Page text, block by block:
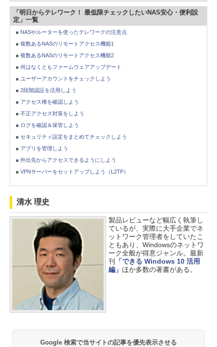
「明日からテレワーク！ 最低限チェックしたいNAS安心・便利設
定」一覧
NASやルーターを使ったテレワークの注意点
複数あるNASのリモートアクセス機能1
複数あるNASのリモートアクセス機能2
何はなくともファームウェアアップデート
ユーザーアカウントをチェックしよう
2段階認証を活用しよう
アクセス権を確認しよう
不正アクセス対策をしよう
ログを確認＆保管しよう
セキュリティ設定をまとめてチェックしよう
アプリを管理しよう
外出先からアクセスできるようにしよう
VPNサーバーをセットアップしよう（L2TP）
清水 理史
製品レビューなど幅広く執筆し
ているが、実際に大手企業でネ
ットワーク管理者をしていたこ
ともあり、Windowsのネットワ
ーク全般が得意ジャンル。最新
刊
「できる Windows 10 活用
編」 ほか多数の著書がある。
Google 検索で当サイトの記事を優先表示させる